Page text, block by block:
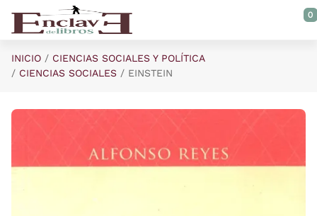
Saltar al contenido principal
0
INICIO
CIENCIAS SOCIALES Y POLÍTICA
CIENCIAS SOCIALES
EINSTEIN